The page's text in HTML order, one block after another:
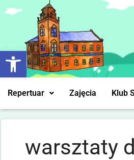
Otwórz pasek
Repertuar Zajęcia Klub
warsztaty